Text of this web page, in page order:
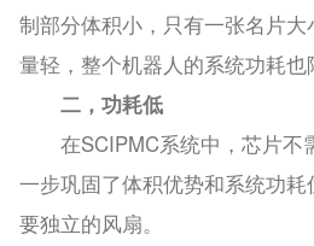
制部分体积小，只有一张名片
量轻，整个机器人的系统功耗也
二，功耗低
在SCIPMC系统中，芯片不
一步巩固了体积优势和系统功
要独立的风扇。